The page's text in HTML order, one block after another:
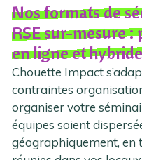
Nos formats de
RSE sur-mesure :
en ligne et hybride
Chouette Impact
contraintes
organiser votre
équipes soient
géographiquement, en